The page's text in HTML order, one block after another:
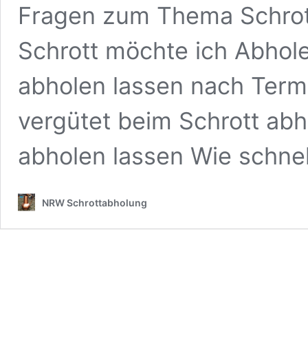
Fragen zum Thema
Schrott möchte ich
abholen lassen nach
vergütet beim Schrott
abholen lassen Wie
NRW Schrottabholung